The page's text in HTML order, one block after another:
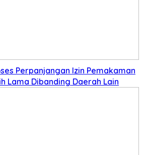
Perpanjangan Izin Pemakaman
Lama Dibanding Daerah Lain